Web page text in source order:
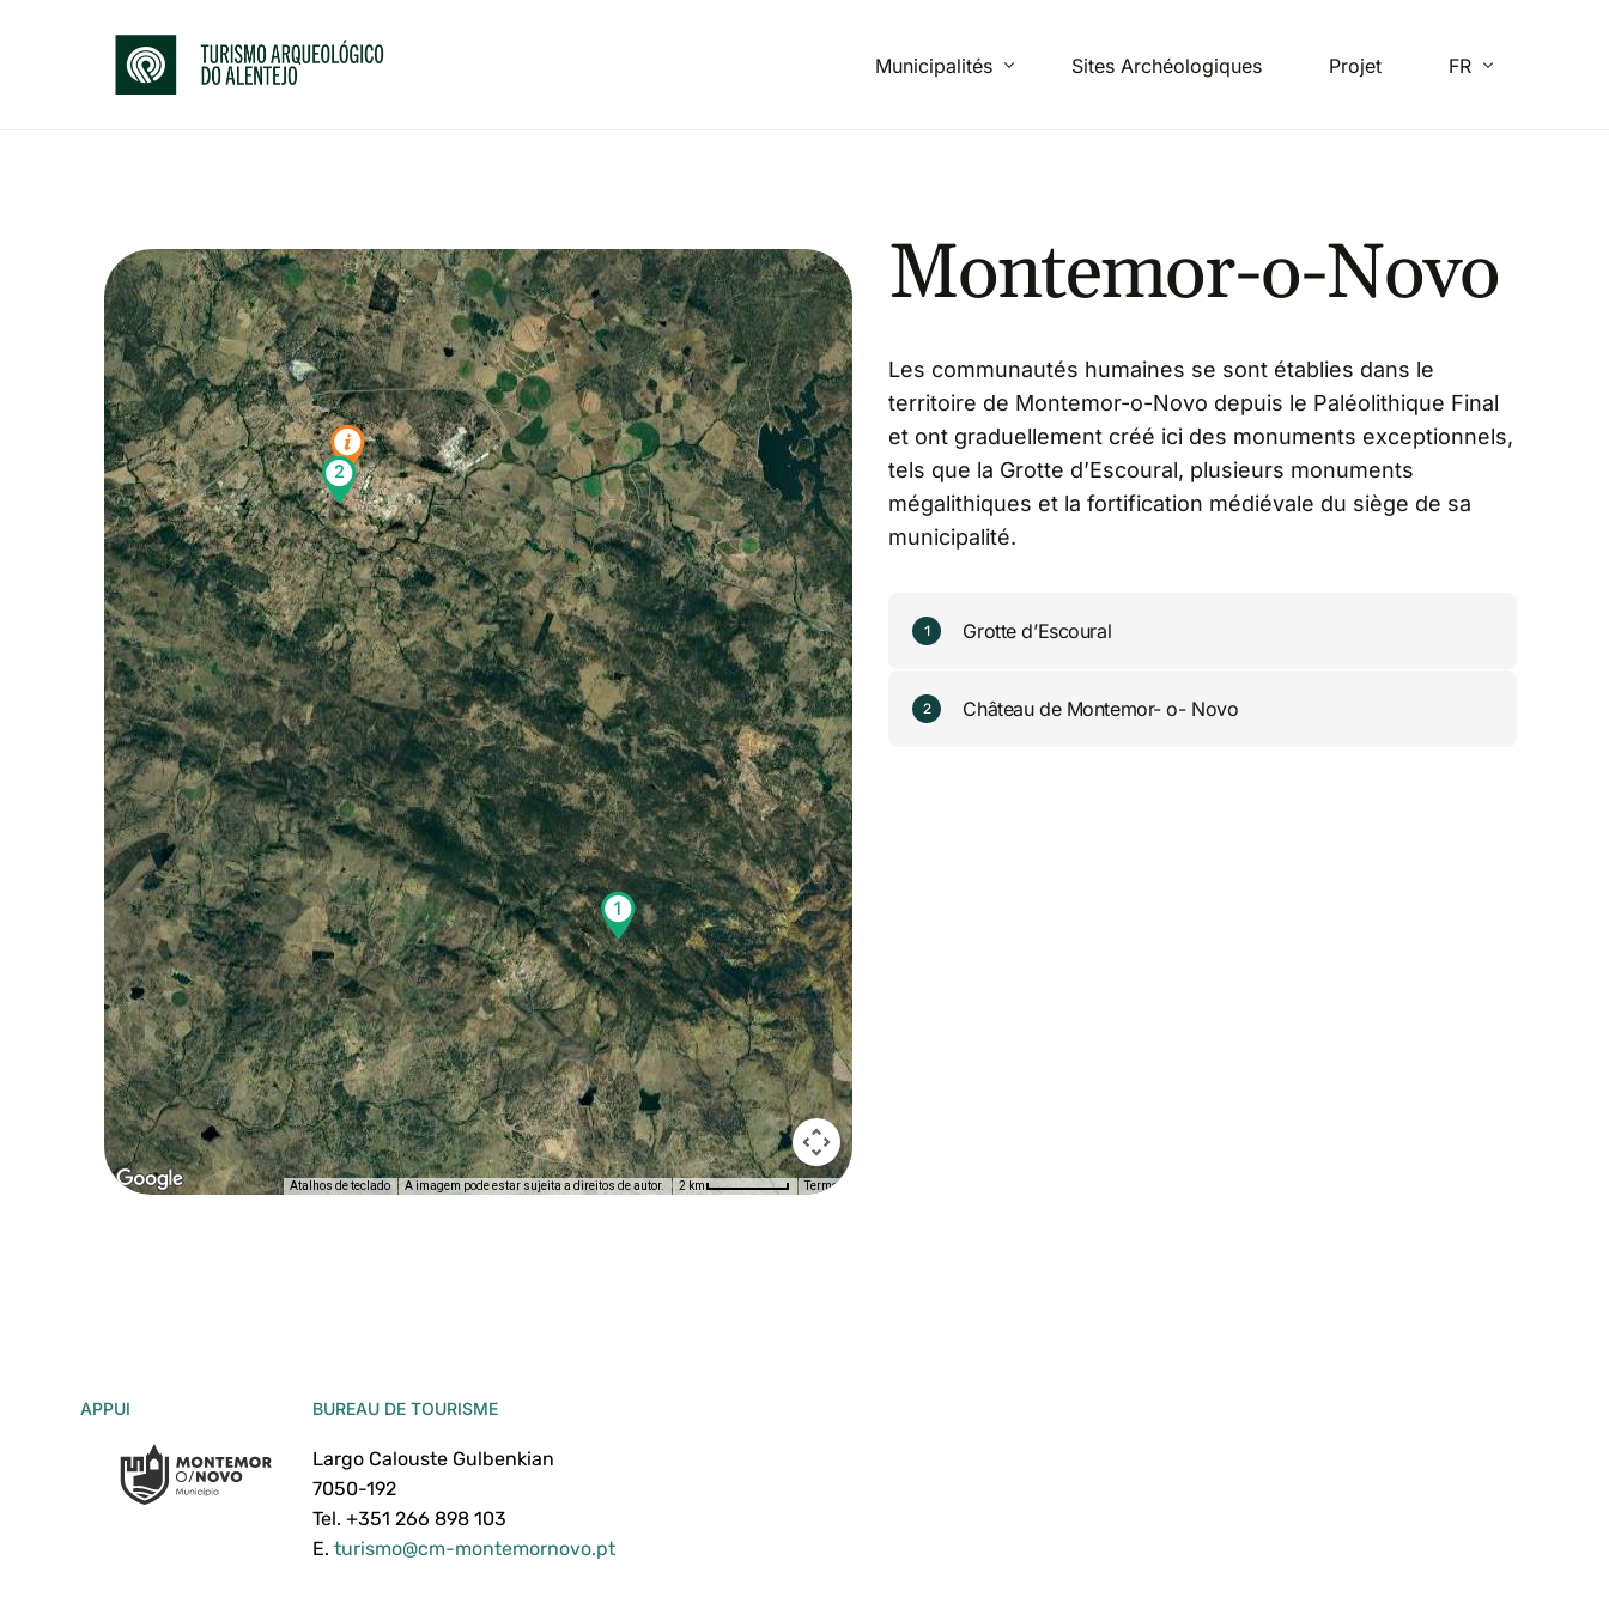
Municipalités
Campo Maior
Mértola
Monforte
Ourique
Santiago do Cacém
Vidigueira
Sites Archéologiques Projet FR
PT
Atalhos de teclado A imagem pode estar sujeita a direitos de autor. 2 km Termos
Montemor-o-Novo
Les communautés humaines se sont établies dans le
territoire de Montemor-o-Novo depuis le Paléolithique Final
et ont graduellement créé ici des monuments exceptionnels,
tels que la Grotte d’Escoural, plusieurs monuments
mégalithiques et la fortification médiévale du siège de sa
municipalité.
1 Grotte d’Escoural
2 Château de Montemor- o- Novo
APPUI BUREAU DE TOURISME
Largo Calouste Gulbenkian
7050-192
Tel. +351 266 898 103
E. turismo@cm-montemornovo.pt